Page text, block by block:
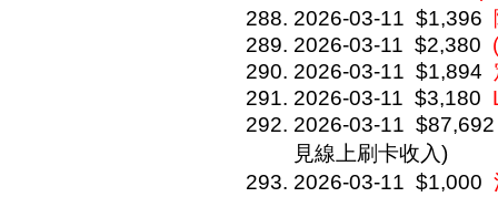
2026-03-11 $1,396
2026-03-11 $2,380
2026-03-11 $1,894
2026-03-11 $3,180
2026-03-11 $87,692
見線上刷卡收入)
2026-03-11 $1,000